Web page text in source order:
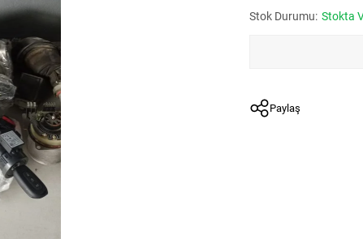
Stok Durumu: Stokta
Paylaş